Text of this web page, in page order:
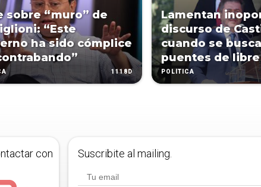
sobre “muro” de
“Este
ha sido cómplice
1118D
Lamentan
discurso de
cuando se
puentes de
POLÍTICA
con
Suscribite al mailing.